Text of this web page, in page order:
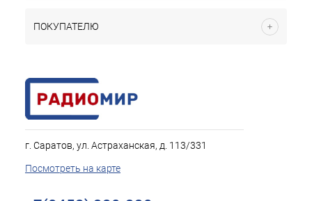
ПОКУПАТЕЛЮ
г. Саратов, ул. Астраханская, д. 113/331
Посмотреть на карте